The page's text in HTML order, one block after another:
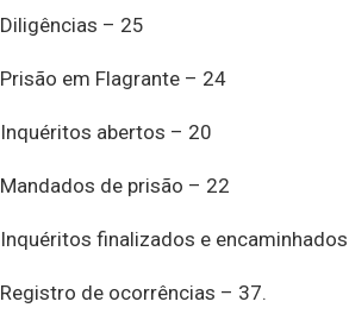
Diligências – 25
Prisão em Flagrante – 24
Inquéritos abertos – 20
Mandados de prisão – 22
Inquéritos finalizados e
Registro de ocorrências – 37.